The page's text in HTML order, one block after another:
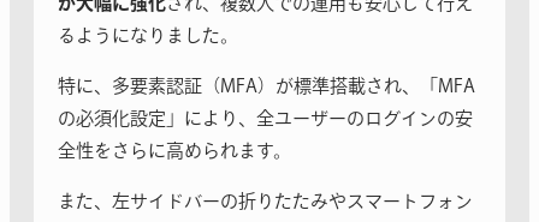
るようになりました。
特に、多要素認証（MFA）が標準搭載され、「MFA
の必須化設定」により、全ユーザーのログインの安
全性をさらに高められます。
また、左サイドバーの折りたたみやスマートフォン